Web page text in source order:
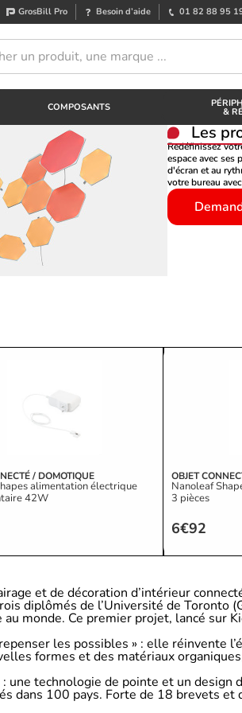
GrosBill Pro Besoin d’aide 01 82 88 95
COMPOSANTS &
Les
Redéfinissez
espace avec ses
d'écran et au
votre bureau
/ DOMOTIQUE
alimentation électrique
42W
OBJET
Nanoleaf
3 pièces
6€92
et de décoration d’intérieur
diplômés de l’Université de Toronto
monde. Ce premier projet, lancé
les possibles » : elle réinvente
formes et des matériaux
technologie de pointe et un design
dans 100 pays. Forte de 18 brevets